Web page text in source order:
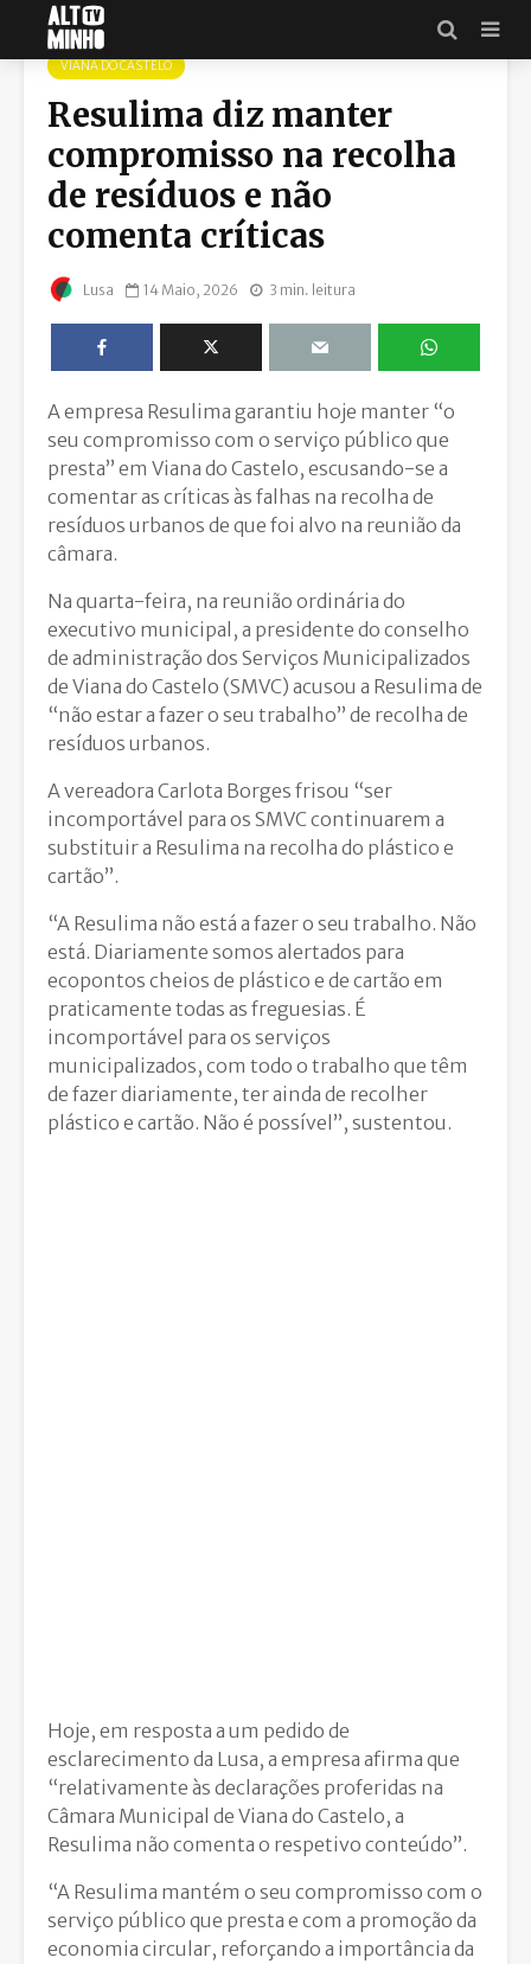
VIANA DO CASTELO
Resulima diz manter
compromisso na recolha
de resíduos e não
comenta críticas
Lusa 14 Maio, 2026 3 min. leitura
A empresa Resulima garantiu hoje manter “o
seu compromisso com o serviço público que
presta” em Viana do Castelo, escusando-se a
comentar as críticas às falhas na recolha de
resíduos urbanos de que foi alvo na reunião da
câmara.
Na quarta-feira, na reunião ordinária do
executivo municipal, a presidente do conselho
de administração dos Serviços Municipalizados
de Viana do Castelo (SMVC) acusou a Resulima de
“não estar a fazer o seu trabalho” de recolha de
resíduos urbanos.
A vereadora Carlota Borges frisou “ser
incomportável para os SMVC continuarem a
substituir a Resulima na recolha do plástico e
cartão”.
“A Resulima não está a fazer o seu trabalho. Não
está. Diariamente somos alertados para
ecopontos cheios de plástico e de cartão em
praticamente todas as freguesias. É
incomportável para os serviços
municipalizados, com todo o trabalho que têm
de fazer diariamente, ter ainda de recolher
plástico e cartão. Não é possível”, sustentou.
Hoje, em resposta a um pedido de
esclarecimento da Lusa, a empresa afirma que
“relativamente às declarações proferidas na
Câmara Municipal de Viana do Castelo, a
Resulima não comenta o respetivo conteúdo”.
“A Resulima mantém o seu compromisso com o
serviço público que presta e com a promoção da
economia circular, reforçando a importância da